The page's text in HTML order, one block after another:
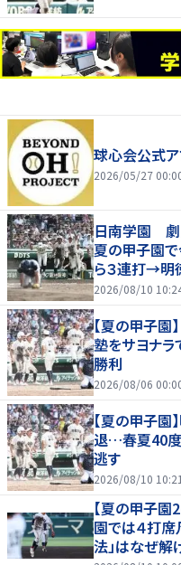
球心会公式ア
2026/05/27
日南学園 劇
夏の甲子園
ら３連打→明
来の勝利
2026/08/10
【夏の甲子
塾をサヨナ
勝利
2026/08/06
【夏の甲子園
退…春夏40度
逃す
2026/08/10 10:21
【夏の甲子
園では４打
法」はなぜ解